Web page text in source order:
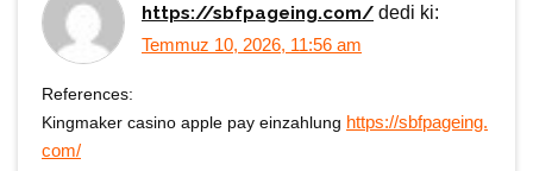
https://sbfpageing.com/ dedi ki:
Temmuz 10, 2026, 11:56 am
References:
Kingmaker casino apple pay einzahlung https://sbfpageing.
com/